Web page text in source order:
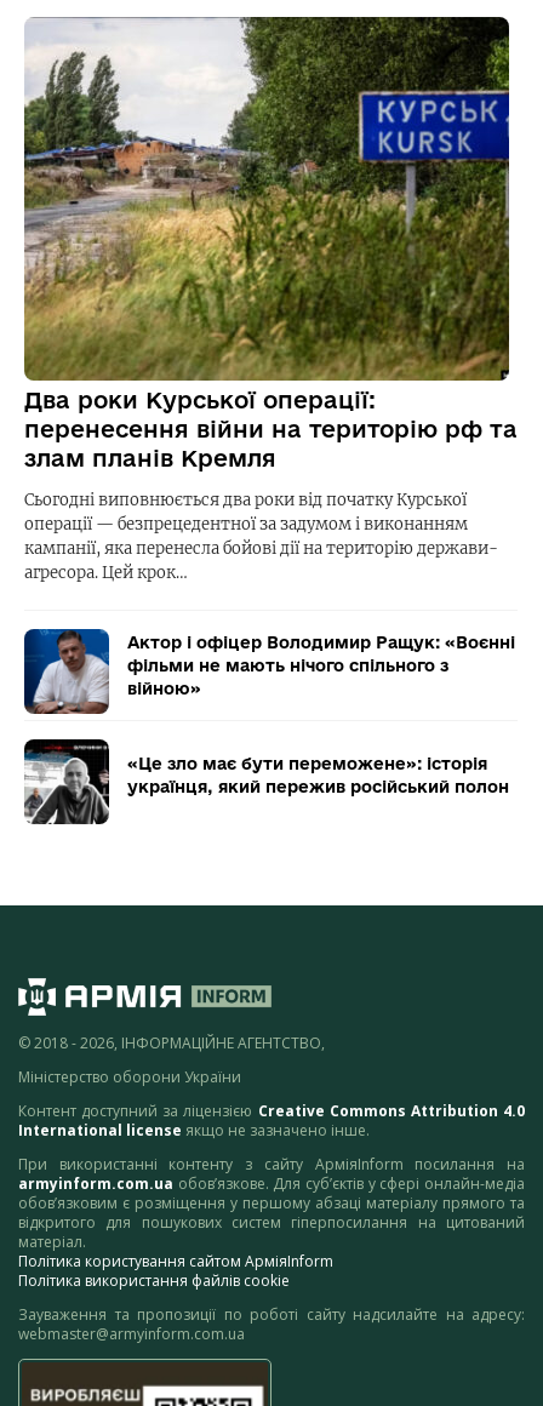
Два роки Курської операції:
перенесення війни на територію рф та
злам планів Кремля
Сьогодні виповнюється два роки від початку Курської
операції — безпрецедентної за задумом і виконанням
кампанії, яка перенесла бойові дії на територію держави-
агресора. Цей крок…
Актор і офіцер Володимир Ращук: «Воєнні
фільми не мають нічого спільного з
війною»
«Це зло має бути переможене»: історія
українця, який пережив російський полон
© 2018 - 2026, ІНФОРМАЦІЙНЕ АГЕНТСТВО,
Міністерство оборони України
Контент доступний за ліцензією Creative Commons Attribution 4.0
International license якщо не зазначено інше.
При використанні контенту з сайту АрміяInform посилання на
armyinform.com.ua обов’язкове. Для суб’єктів у сфері онлайн-медіа
обов’язковим є розміщення у першому абзаці матеріалу прямого та
відкритого для пошукових систем гіперпосилання на цитований
матеріал.
Політика користування сайтом АрміяInform
Політика використання файлів cookie
Зауваження та пропозиції по роботі сайту надсилайте на адресу:
webmaster@armyinform.com.ua